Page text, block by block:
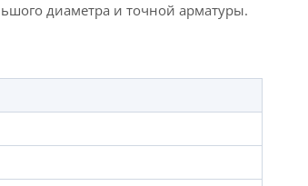
диаметра и точной арматуры.